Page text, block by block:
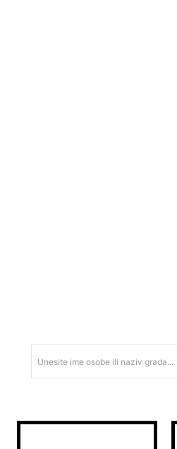
Unesite ime osobe ili naziv grada...